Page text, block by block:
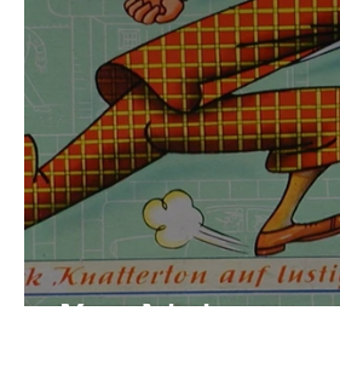
Jahrmarkt/Zirkus Umweltspiele
Kombiniere